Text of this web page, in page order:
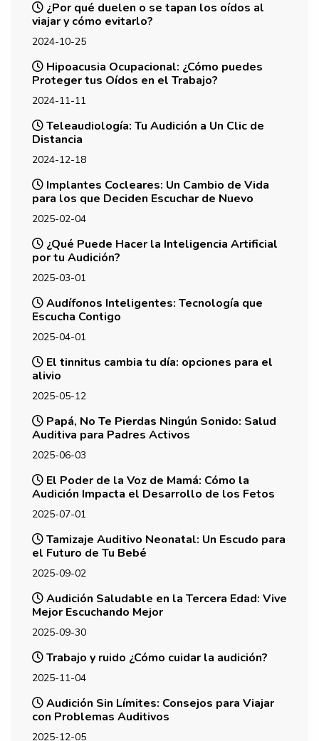
¿Por qué duelen o se tapan los oídos al
viajar y cómo evitarlo?
2024-10-25
Hipoacusia Ocupacional: ¿Cómo puedes
Proteger tus Oídos en el Trabajo?
2024-11-11
Teleaudiología: Tu Audición a Un Clic de
Distancia
2024-12-18
Implantes Cocleares: Un Cambio de Vida
para los que Deciden Escuchar de Nuevo
2025-02-04
¿Qué Puede Hacer la Inteligencia Artificial
por tu Audición?
2025-03-01
Audífonos Inteligentes: Tecnología que
Escucha Contigo
2025-04-01
El tinnitus cambia tu día: opciones para el
alivio
2025-05-12
Papá, No Te Pierdas Ningún Sonido: Salud
Auditiva para Padres Activos
2025-06-03
El Poder de la Voz de Mamá: Cómo la
Audición Impacta el Desarrollo de los Fetos
2025-07-01
Tamizaje Auditivo Neonatal: Un Escudo para
el Futuro de Tu Bebé
2025-09-02
Audición Saludable en la Tercera Edad: Vive
Mejor Escuchando Mejor
2025-09-30
Trabajo y ruido ¿Cómo cuidar la audición?
2025-11-04
Audición Sin Límites: Consejos para Viajar
con Problemas Auditivos
2025-12-05